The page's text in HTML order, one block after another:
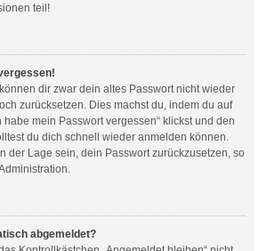
teil!
dir zwar dein altes Passwort nicht wieder
zurücksetzen. Dies machst du, indem du auf
habe mein Passwort vergessen“ klickst und den
du dich schnell wieder anmelden können.
der Lage sein, dein Passwort zurückzusetzen, so
abgemeldet?